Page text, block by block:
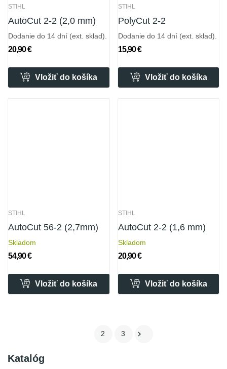
Katalóg
STIHL
AutoCut 2-2 (2,0 mm)
Dodanie do 14 dní (ext. sklad).
20,90 €
Vložiť do košíka
STIHL
PolyCut 2-2
Dodanie do 14 dní (ext. sklad).
15,90 €
Vložiť do košíka
STIHL
AutoCut 56-2 (2,7mm)
Skladom
54,90 €
Vložiť do košíka
STIHL
AutoCut 2-2 (1,6 mm)
Skladom
20,90 €
Vložiť do košíka
2 3 